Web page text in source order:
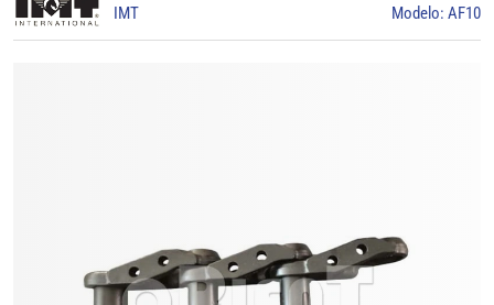
IMT Modelo: AF10